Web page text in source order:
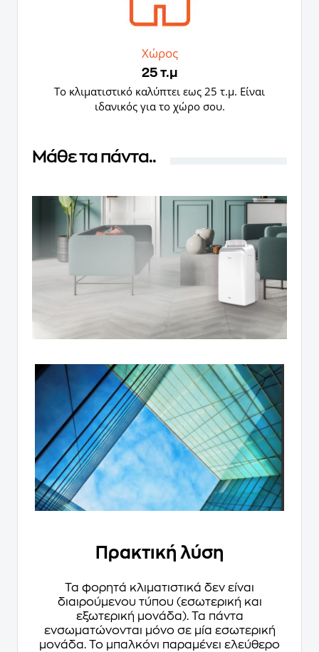
Χώρος
25 τ.μ
Το κλιματιστικό καλύπτει εως 25 τ.μ. Είναι
ιδανικός για το χώρο σου.
Μάθε τα πάντα..
Πρακτική λύση
Τα φορητά κλιματιστικά δεν είναι
διαιρούμενου τύπου (εσωτερική και
εξωτερική μονάδα). Τα πάντα
ενσωματώνονται μόνο σε μία εσωτερική
μονάδα. Το μπαλκόνι παραμένει ελεύθερο